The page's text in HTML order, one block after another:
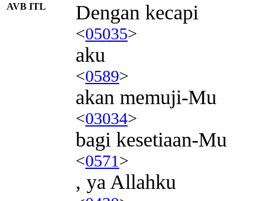
AVB ITL Dengan kecapi
<05035>
aku
<0589>
akan memuji-Mu
<03034>
bagi kesetiaan-Mu
<0571>
, ya Allahku